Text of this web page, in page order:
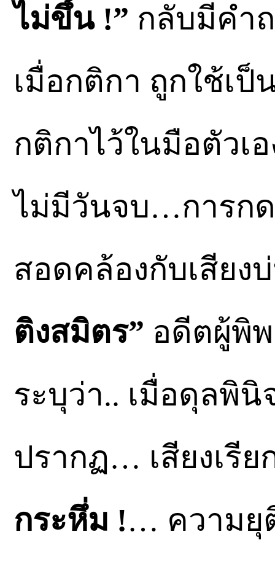
ไม่ขึ้น !” กลับมีคำ
เมื่อกติกา ถูกใช้เ
กติกาไว้ในมือตัวเ
ไม่มีวันจบ…การก
สอดคล้องกับเสีย
ติงสมิตร” อดีตผู้พิ
ระบุว่า.. เมื่อดุลพิ
ปรากฏ… เสียงเรี
กระหึ่ม !… ความยุ